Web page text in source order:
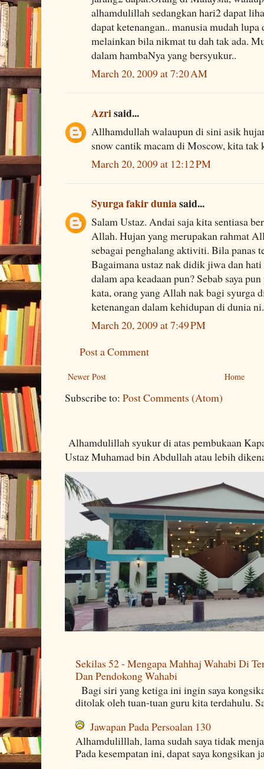
alhamdulillah sedangkan hari2 dapat
dapat ketenangan.. manusia mudah
melainkan bila nikmat tu dah tak ada.
dalam hambaNya yang bersyukur..
March 20, 2009 at 7:20 AM
Azrisaid...
Allhamdullah walaupun di sini asik
snow cantik macam di Moscow, kita tak
March 20, 2009 at 12:12 PM
Syurga fakir duniasaid...
Salam Ustaz. Andai saja kita sentiasa
Allah. Hujan yang merupakan rahmat
sebagai penghalang aktiviti. Bila panas
Bagaimana ustaz nak didik jiwa dan hati
dalam apa keadaan pun? Sebab saya
kata, orang yang Allah nak bagi syurga
ketenangan dalam kehidupan di dunia ni.
March 20, 2009 at 7:49 PM
Post a Comment
Newer Post Home
Subscribe to: Post Comments (Atom)
Alhamdulillah syukur di atas pembukaan
Ustaz Muhamad bin Abdullah atau lebih
Sekilas 52 - Mengapa Mahhaj Wahabi Di
Dan Pendokong Wahabi
Bagi siri yang ketiga ini ingin saya
ditolak oleh tuan-tuan guru kita terdahulu.
Jawapan Pada Persoalan 130
Alhamdulilllah, lama sudah saya tidak
Pada kesempatan ini, dapat saya kongsikan